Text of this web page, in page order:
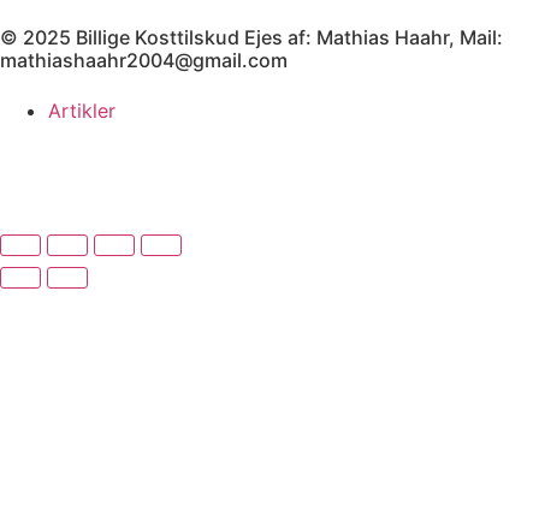
© 2025 Billige Kosttilskud Ejes af: Mathias Haahr, Mail:
mathiashaahr2004@gmail.com
Artikler